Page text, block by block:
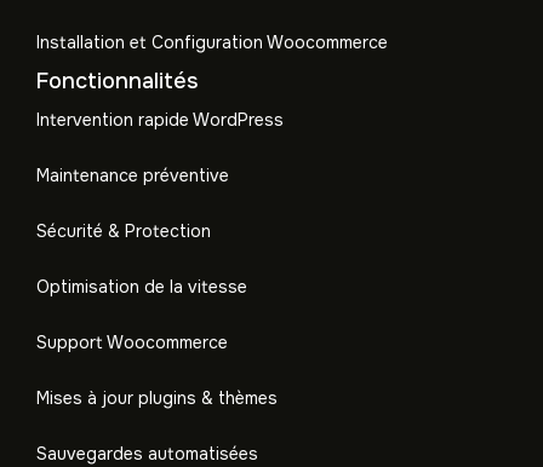
Installation et Configuration Woocommerce
Fonctionnalités
Intervention rapide WordPress
Maintenance préventive
Sécurité & Protection
Optimisation de la vitesse
Support Woocommerce
Mises à jour plugins & thèmes
Sauvegardes automatisées